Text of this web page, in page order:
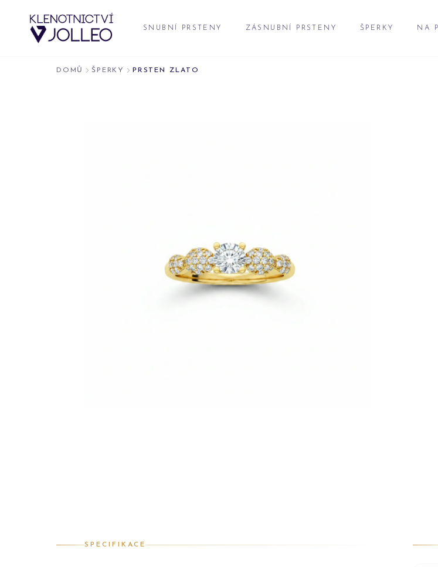
SNUBNÍ PRSTENY ZÁSNUBNÍ PRSTENY ŠPERKY NA
DOMŮ ŠPERKY PRSTEN ZLATO
SPECIFIKACE